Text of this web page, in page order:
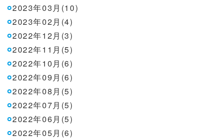
2023年03月(10)
2023年02月(4)
2022年12月(3)
2022年11月(5)
2022年10月(6)
2022年09月(6)
2022年08月(5)
2022年07月(5)
2022年06月(5)
2022年05月(6)